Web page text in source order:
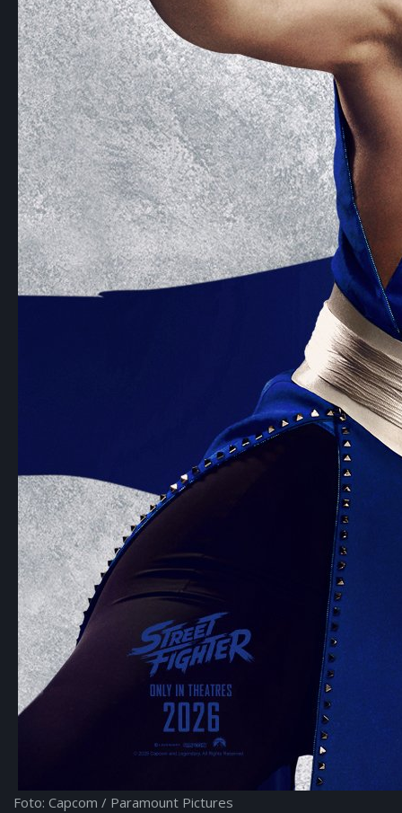
Foto: Capcom / Paramount Pictures